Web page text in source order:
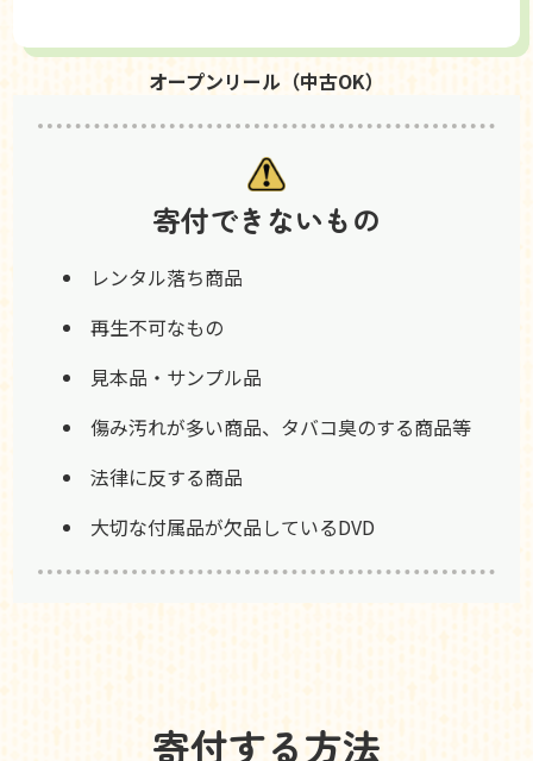
オープンリール（中古OK）
寄付できないもの
レンタル落ち商品
再生不可なもの
見本品・サンプル品
傷み汚れが多い商品、タバコ臭のする商品等
法律に反する商品
大切な付属品が欠品しているDVD
寄付する方法